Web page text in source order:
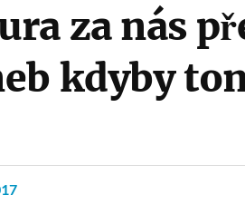
za nás
kdyby